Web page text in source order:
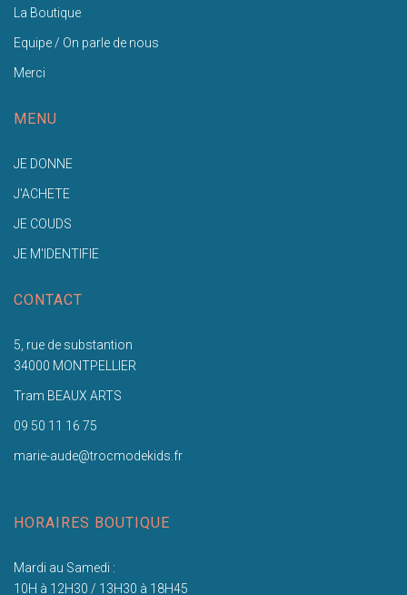
La Boutique
Equipe / On parle de nous
Merci
MENU
JE DONNE
J'ACHETE
JE COUDS
JE M'IDENTIFIE
CONTACT
5, rue de substantion
34000 MONTPELLIER
Tram BEAUX ARTS
09 50 11 16 75
marie-aude@trocmodekids.fr
HORAIRES BOUTIQUE
Mardi au Samedi :
10H à 12H30 / 13H30 à 18H45